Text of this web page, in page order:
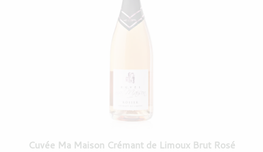
Cuvée Ma Maison Crémant de Limoux Brut Rosé